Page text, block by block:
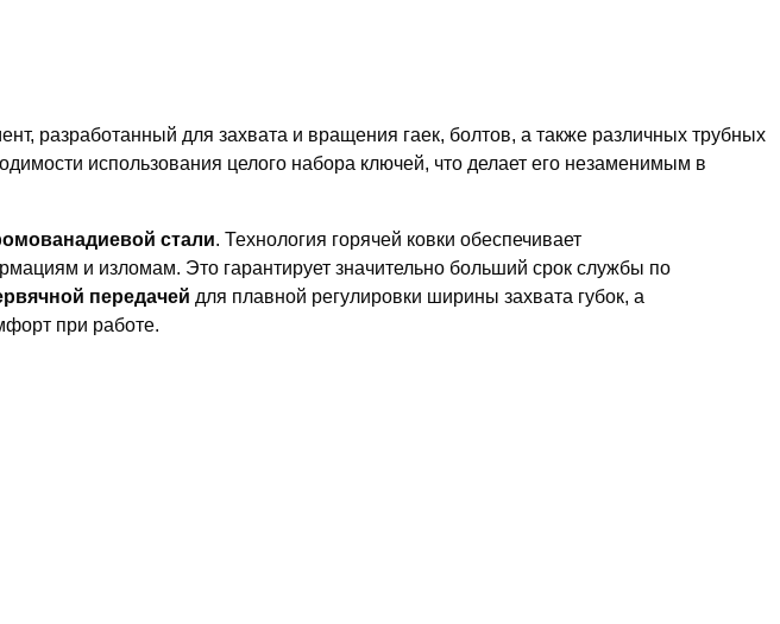
разработанный для захвата и вращения гаек, болтов, а также различных трубных
использования целого набора ключей, что делает его незаменимым в
стали. Технология горячей ковки обеспечивает
и изломам. Это гарантирует значительно больший срок службы по
передачей для плавной регулировки ширины захвата губок, а
при работе.